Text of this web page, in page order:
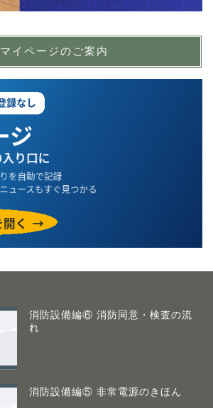
マイページのご案内
消防設備編⑥ 消防同意・検査の流
れ
消防設備編⑤ 非常電源のきほん